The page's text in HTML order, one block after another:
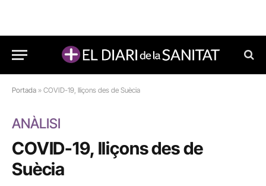
Portada » COVID-19, lliçons des de Suècia
ANÀLISI
COVID-19, lliçons des de
Suècia